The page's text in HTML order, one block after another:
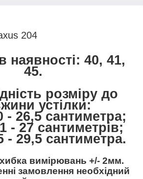
204
наявності: 40, 41,
45.
розміру до
устілки:
- 26,5 сантиметра;
- 27 сантиметрів;
- 29,5 сантиметра.
вимірювань +/- 2мм.
замовлення необхідний